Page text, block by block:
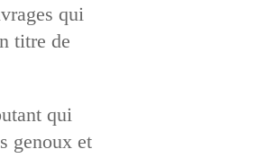
qui
titre de
qui
genoux et